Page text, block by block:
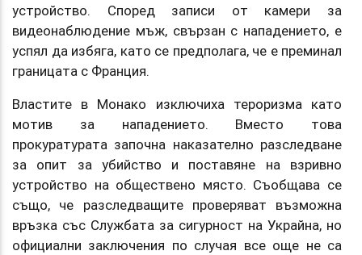
устройство. Според записи от камери за
видеонаблюдение мъж, свързан с нападението, е
успял да избяга, като се предполага, че е преминал
границата с Франция.
Властите в Монако изключиха тероризма като
мотив за нападението. Вместо това
прокуратурата започна наказателно разследване
за опит за убийство и поставяне на взривно
устройство на обществено място. Съобщава се
също, че разследващите проверяват възможна
връзка със Службата за сигурност на Украйна, но
официални заключения по случая все още не са